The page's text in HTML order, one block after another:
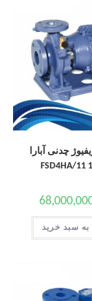
چدنی آبارا
به سبد خرید